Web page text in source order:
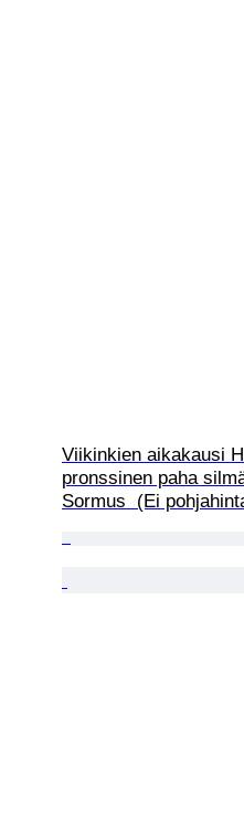
Viikinkien aikakausi
pronssinen paha
Sormus  (Ei